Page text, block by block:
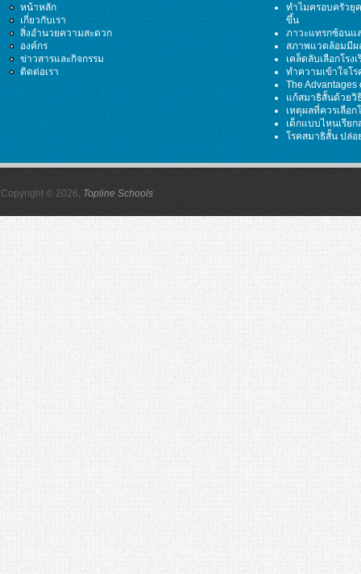
หน้าหลัก
เกี่ยวกับเรา
สิ่งอำนวยความสะดวก
องค์กร
ข่าวสารและกิจกรรม
ติดต่อเรา
ทำไมครอบครัวยุ
ขึ้น
ภาวะแทรกซ้อนแ
สภาพแวดล้อมมีผ
เคล็ดลับเลือกโรง
ทำความเข้าใจโ
The
แก้สมาธิสั้นด้วยวิ
เหตุผลที่ควรเลือ
เด็กแบบไหนเรีย
โรคสมาธิสั้น ปล่
Copyright © 2026, Topline Schools